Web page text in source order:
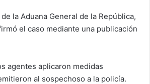
la Aduana General de la República,
el caso mediante una publicación
agentes aplicaron medidas
al sospechoso a la policía.